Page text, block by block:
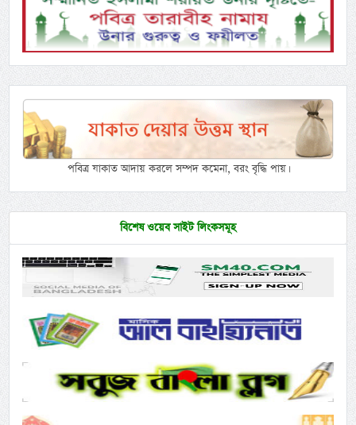
পবিত্র যাকাত আদায় করলে সম্পদ কমেনা, বরং বৃদ্ধি পায়।
বিশেষ ওয়েব সাইট লিংকসমূহ